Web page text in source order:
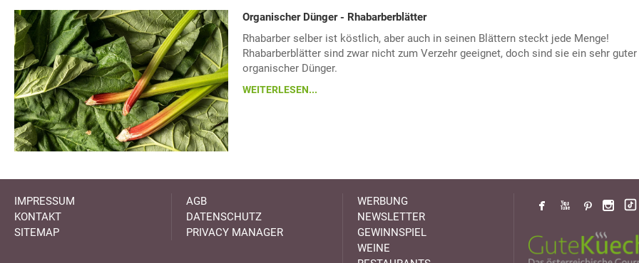
Organischer Dünger - Rhabarberblätter
Rhabarber selber ist köstlich, aber auch in seinen Blättern steckt jede Menge!
Rhabarberblätter sind zwar nicht zum Verzehr geeignet, doch sind sie ein sehr guter
organischer Dünger.
WEITERLESEN...
IMPRESSUM
KONTAKT
SITEMAP
AGB
DATENSCHUTZ
PRIVACY MANAGER
WERBUNG
NEWSLETTER
GEWINNSPIEL
WEINE